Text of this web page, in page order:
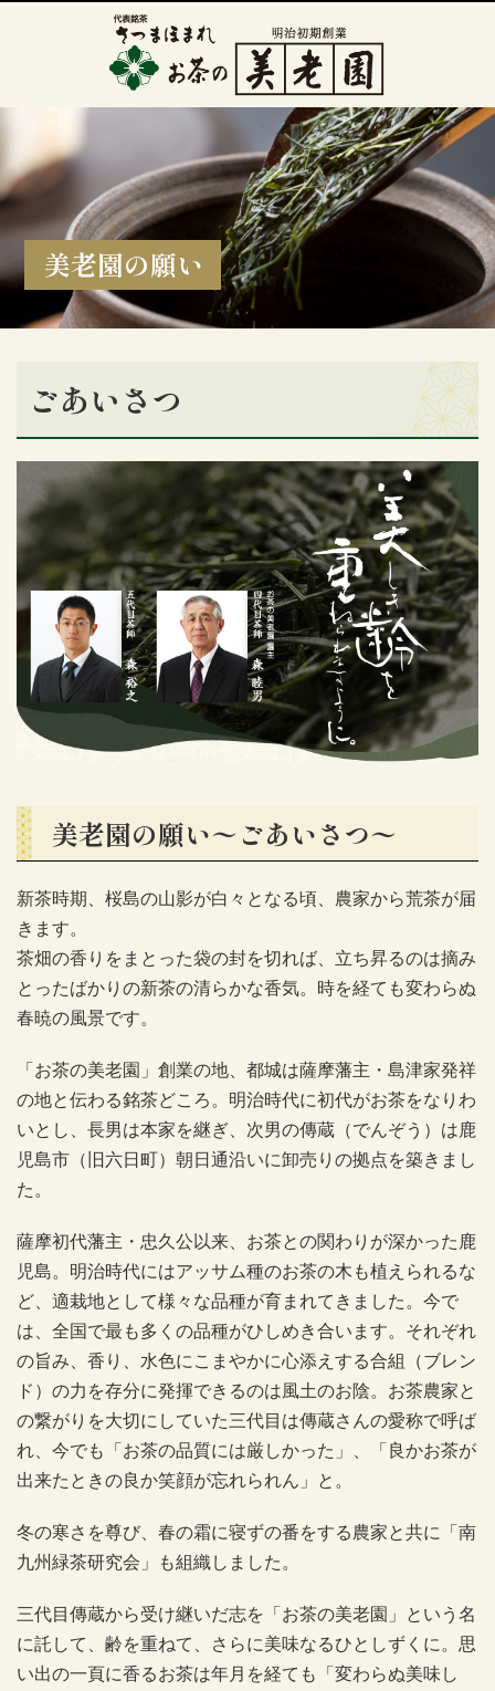
美老園の願い
ごあいさつ
美老園の願い〜ごあいさつ〜
新茶時期、桜島の山影が白々となる頃、農家から荒茶が届
きます。
茶畑の香りをまとった袋の封を切れば、立ち昇るのは摘み
とったばかりの新茶の清らかな香気。時を経ても変わらぬ
春暁の風景です。
「お茶の美老園」創業の地、都城は薩摩藩主・島津家発祥
の地と伝わる銘茶どころ。明治時代に初代がお茶をなりわ
いとし、長男は本家を継ぎ、次男の傳蔵（でんぞう）は鹿
児島市（旧六日町）朝日通沿いに卸売りの拠点を築きまし
た。
薩摩初代藩主・忠久公以来、お茶との関わりが深かった鹿
児島。明治時代にはアッサム種のお茶の木も植えられるな
ど、適栽地として様々な品種が育まれてきました。今で
は、全国で最も多くの品種がひしめき合います。それぞれ
の旨み、香り、水色にこまやかに心添えする合組（ブレン
ド）の力を存分に発揮できるのは風土のお陰。お茶農家と
の繋がりを大切にしていた三代目は傳蔵さんの愛称で呼ば
れ、今でも「お茶の品質には厳しかった」、「良かお茶が
出来たときの良か笑顔が忘れられん」と。
冬の寒さを尊び、春の霜に寝ずの番をする農家と共に「南
九州緑茶研究会」も組織しました。
三代目傳蔵から受け継いだ志を「お茶の美老園」という名
に託して、齢を重ねて、さらに美味なるひとしずくに。思
い出の一頁に香るお茶は年月を経ても「変わらぬ美味し